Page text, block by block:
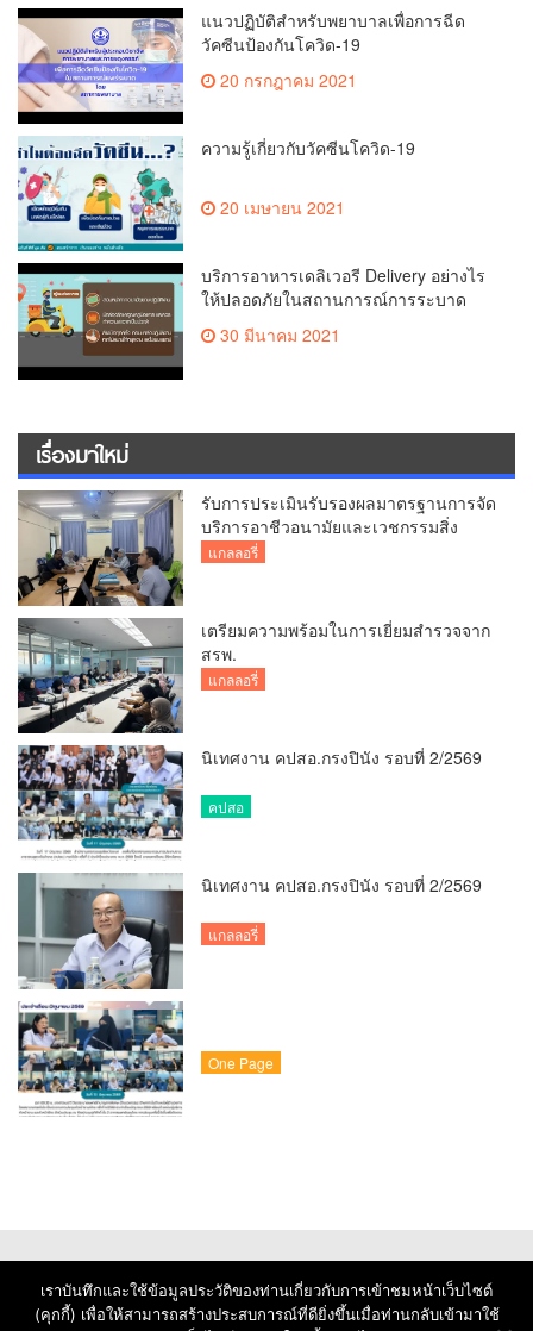
แนวปฏิบัติสำหรับพยาบาลเพื่อการฉีด
วัคซีนป้องกันโควิด-19
20 กรกฎาคม 2021
ความรู้เกี่ยวกับวัคซีนโควิด-19
20 เมษายน 2021
บริการอาหารเดลิเวอรี Delivery อย่างไร
ให้ปลอดภัยในสถานการณ์การระบาด
COVID 19
30 มีนาคม 2021
เรื่องมาใหม่
รับการประเมินรับรองผลมาตรฐานการจัด
บริการอาชีวอนามัยและเวชกรรมสิ่ง
แวดล้อม
แกลลอรี่
เตรียมความพร้อมในการเยี่ยมสำรวจจาก
สรพ.
แกลลอรี่
นิเทศงาน คปสอ.กรงปินัง รอบที่ 2/2569
คปสอ
นิเทศงาน คปสอ.กรงปินัง รอบที่ 2/2569
แกลลอรี่
One Page
เราบันทึกและใช้ข้อมูลประวัติของท่านเกี่ยวกับการเข้าชมหน้าเว็บไซต์
(คุกกี้) เพื่อให้สามารถสร้างประสบการณ์ที่ดียิ่งขึ้นเมื่อท่านกลับเข้ามาใช้